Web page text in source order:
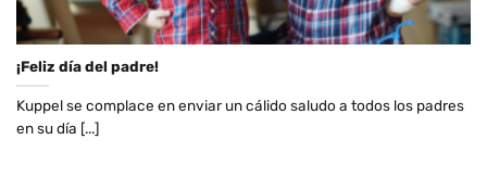
¡Feliz día del padre!
Kuppel se complace en enviar un cálido saludo a todos los padres
en su día [...]